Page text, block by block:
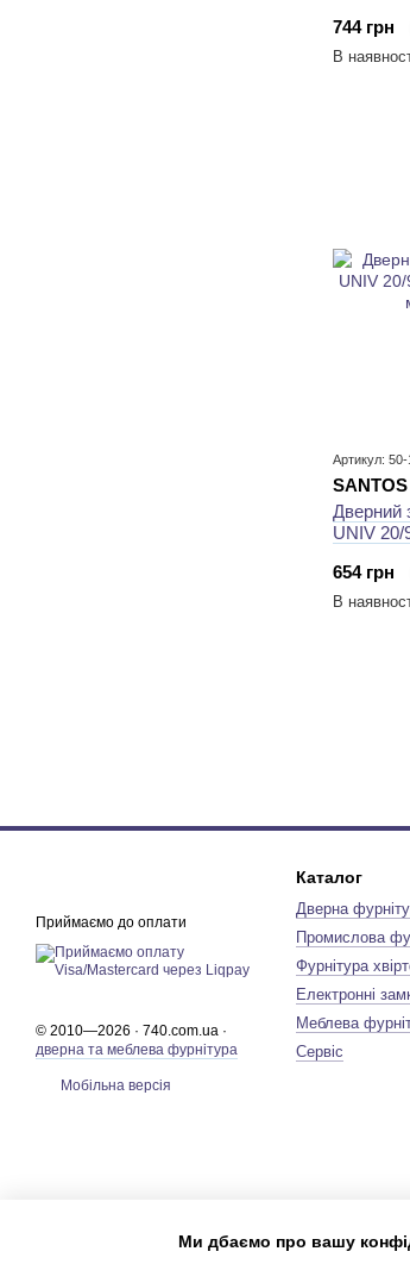
744 грн
В
Артикул:
SANTOS
Дверний
UNIV 20/
654 грн
В
Приймаємо до оплати
© 2010—2026 · 740.com.ua ·
дверна та меблева фурнітура
Мобільна версія
Каталог
Дверна
Промислова
Фурнітура
Електронні
Меблева
Сервіс
Ми дбаємо про вашу